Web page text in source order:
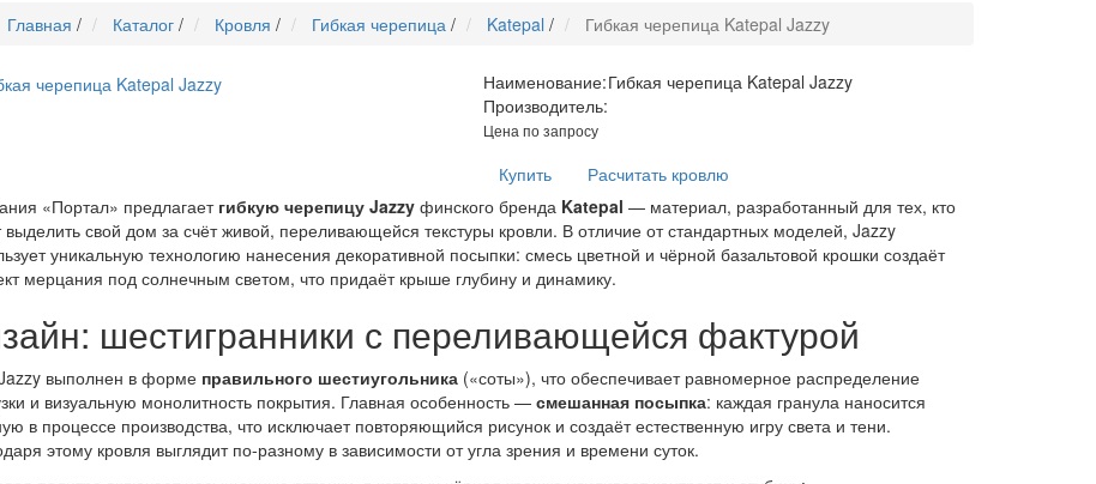
Главная / Каталог / Кровля / Гибкая черепица / Katepal / Гибкая черепица Katepal Jazzy
Наименование:Гибкая черепица Katepal Jazzy
Производитель:
Цена по запросу
Купить
Расчитать кровлю
«Портал» предлагает гибкую черепицу Jazzyфинского бренда Katepal — материал, разработанный для тех, кто
выделить свой дом за счёт живой, переливающейся текстуры кровли. В отличие от стандартных моделей, Jazzy
уникальную технологию нанесения декоративной посыпки: смесь цветной и чёрной базальтовой крошки создаёт
мерцания под солнечным светом, что придаёт крыше глубину и динамику.
шестигранники с переливающейся фактурой
выполнен в форме правильного шестиугольника(«соты»), что обеспечивает равномерное распределение
и визуальную монолитность покрытия. Главная особенность — смешанная посыпка: каждая гранула наносится
в процессе производства, что исключает повторяющийся рисунок и создаёт естественную игру света и тени.
этому кровля выглядит по-разному в зависимости от угла зрения и времени суток.